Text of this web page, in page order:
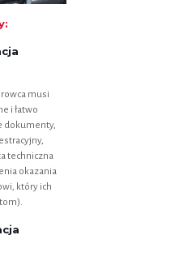
musi
i łatwo
dokumenty,
techniczna
okazania
który ich